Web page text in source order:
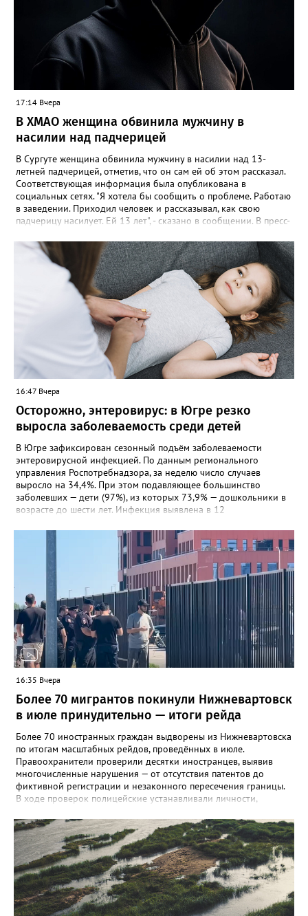
17:14 Вчера
В ХМАО женщина обвинила мужчину в
насилии над падчерицей
В Сургуте женщина обвинила мужчину в насилии над 13-
летней падчерицей, отметив, что он сам ей об этом рассказал.
Соответствующая информация была опубликована в
социальных сетях. "Я хотела бы сообщить о проблеме. Работаю
в заведении. Приходил человек и рассказывал, как свою
падчерицу насилует. Ей 13 лет", - сказано в сообщении. В пресс-
сообщили, что в настоящее время по данному факту
проводится проверка. "Сотрудники полиции устанавливают все
обстоятельства произошедшего", - отметили в пресс-службе
16:47 Вчера
Осторожно, энтеровирус: в Югре резко
выросла заболеваемость среди детей
В Югре зафиксирован сезонный подъём заболеваемости
энтеровирусной инфекцией. По данным регионального
управления Роспотребнадзора, за неделю число случаев
выросло на 34,4%. При этом подавляющее большинство
заболевших — дети (97%), из которых 73,9% — дошкольники в
возрасте до шести лет. Инфекция выявлена в 12
Нижневартовск, Мегион, Нягань, Лангепас, Радужный, а также
Нижневартовский, Октябрьский, Советский, Сургутский и
Ханты-Мансийский районы. В большинстве случаев болезнь
проявляется в виде высыпаний на слизистой рта и
конечностях. На долю энтеровирусного менингита приходится
5,6% случаев. Лабораторные исследования подтвердили
циркуляцию нескольких типов вирусов Коксаки и эховирусов.
Специалисты напоминают о важности соблюдения правил
личной гигиены и рекомендуют при первых симптомах
обращаться к врачу.
16:35 Вчера
Более 70 мигрантов покинули Нижневартовск
в июле принудительно — итоги рейда
Более 70 иностранных граждан выдворены из Нижневартовска
по итогам масштабных рейдов, проведённых в июле.
Правоохранители проверили десятки иностранцев, выявив
многочисленные нарушения — от отсутствия патентов до
фиктивной регистрации и незаконного пересечения границы.
В ходе проверок полицейские устанавливали личности,
также сверяли заявленную цель въезда с фактической
деятельностью. Особое внимание уделялось законности
постановки на учёт принимающей стороной. Все нарушения
фиксировались, на нарушителей составляли протоколы. Всего
за июль составлено более 180 протоколов по главе 18 КоАП
РФ и статье 19.27 КоАП РФ (ложные сведения при постановке
на учёт), а также 4 протокола за уклонение от уплаты штрафа.
По результатам судебных решений вынесено 71